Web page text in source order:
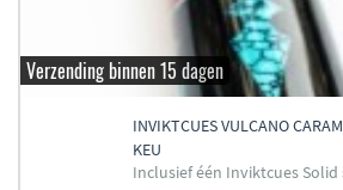
Verzending binnen 15 dagen
INVIKTCUES VULCANO
KEU
Inclusief één Inviktcues Solid